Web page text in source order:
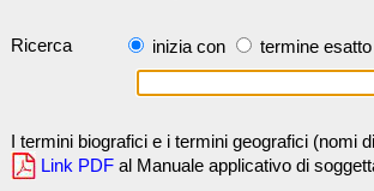
Ricerca inizia con termine esatto
I termini biografici e i termini geografici (nomi
Link PDF al Manuale applicativo di